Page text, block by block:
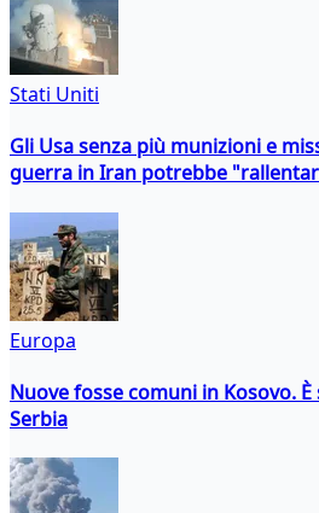
Stati Uniti
Gli Usa senza più munizioni e
guerra in Iran potrebbe
Europa
Nuove fosse comuni in Kosovo.
Serbia